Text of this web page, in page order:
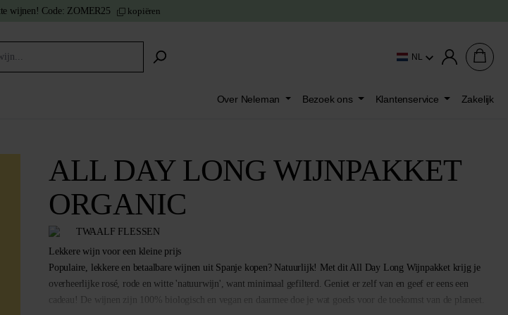
wijnen! Code: ZOMER25 kopiëren
NL
Over Neleman Bezoek ons Klantenservice Zakelijk
ALL DAY LONG WIJNPAKKET
ORGANIC
TWAALF FLESSEN
Lekkere wijn voor een kleine prijs
Populaire, lekkere en betaalbare wijnen uit Spanje kopen? Natuurlijk! Met dit All Day Long Wijnpakket krijg je
overheerlijke rosé, rode en witte 'natuurwijn', want minimaal gefilterd. Geniet er zelf van en geef er eens een
cadeau! De wijnen zijn 100% biologisch en vegan en daarmee doe je wat goeds voor de toekomst van de planeet.